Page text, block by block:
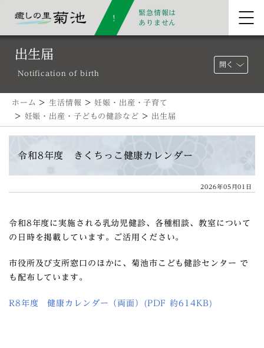
緊急情報は
ありません
出生届
Notification of birth
開く
ホーム >生活情報 >妊娠・出産・子育て
> 妊娠・出産・子どもの健診など > 出生届
令和8年度 きくちっこ健康カレンダー
2026年05月01日
令和8年度に実施される乳幼児健診、各種相談、教室について
の日時を掲載しています。ご活用ください。
市役所及び支所窓口のほかに、菊池市こども健診センター で
も配布しています。
R8年度 健康カレンダー（両面）(PDF 約614KB)